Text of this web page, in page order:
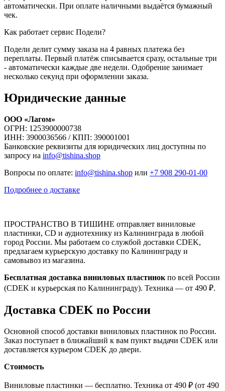
автоматически. При оплате наличными выдаётся бумажный
чек.
Как работает сервис Подели?
Подели делит сумму заказа на 4 равных платежа без
переплаты. Первый платёж списывается сразу, остальные три
- автоматически каждые две недели. Одобрение занимает
несколько секунд при оформлении заказа.
Юридические данные
ООО «Лагом»
ОГРН: 1253900000738
ИНН: 3900036566 / КПП: 390001001
Банковские реквизиты для юридических лиц доступны по
запросу на info@tishina.shop
Вопросы по оплате: info@tishina.shop или +7 908 290-01-00
Подробнее о доставке
ПРОСТРАНСТВО В ТИШИНЕ отправляет виниловые
пластинки, CD и аудиотехнику из Калининграда в любой
город России. Мы работаем со службой доставки CDEK,
предлагаем курьерскую доставку по Калининграду и
самовывоз из магазина.
Бесплатная доставка виниловых пластинок по всей России
(CDEK и курьерская по Калининграду). Техника — от 490 ₽.
Доставка CDEK по России
Основной способ доставки виниловых пластинок по России.
Заказ поступает в ближайший к вам пункт выдачи CDEK или
доставляется курьером CDEK до двери.
Стоимость
Виниловые пластинки — бесплатно. Техника от 490 ₽ (от 490